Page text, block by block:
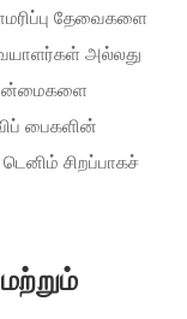
தேவைகளை
அல்லது
பைகளின்
சிறப்பாகச்